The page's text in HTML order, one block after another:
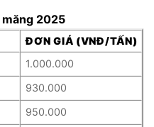
măng 2025
ĐƠN GIÁ (VNĐ/TẤN)
1.000.000
930.000
950.000